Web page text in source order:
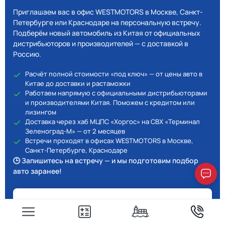
Приглашаем вас в офис WESTMOTORS в Москве, Санкт-
Петербурге или Краснодаре на персональную встречу.
Подберём новый автомобиль из Китая от официальных
дистрибьюторов и производителей — с доставкой в
Россию.
Расчёт полной стоимости «под ключ» — от цены авто в
Китае до доставки и растаможки
Работаем напрямую с официальными дистрибьюторами
и производителями Китая. Поможем с кредитом или
лизингом
Доставка через хаб МЦПС «Хоргос» на СВХ «Терминал
Зеленоград-М» — от 2 месяцев
Встречи проходят в офисах WESTMOTORS в Москве,
Санкт-Петербурге, Краснодаре
🕒 Запишитесь на встречу — и мы подготовим подбор
авто заранее!
Скидка 10% при визите в офис